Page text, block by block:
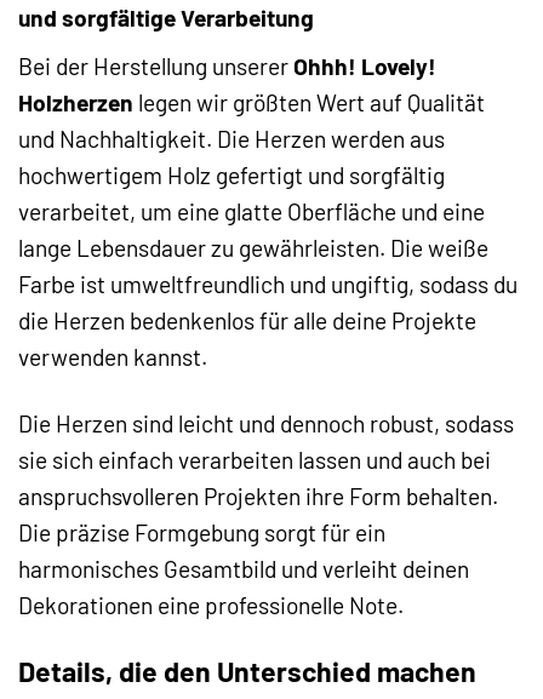
und sorgfältige Verarbeitung
Bei der Herstellung unsererOhhh! Lovely!
Holzherzen legen wir größten Wert auf Qualität
und Nachhaltigkeit. Die Herzen werden aus
hochwertigem Holz gefertigt und sorgfältig
verarbeitet, um eine glatte Oberfläche und eine
lange Lebensdauer zu gewährleisten. Die weiße
Farbe ist umweltfreundlich und ungiftig, sodass du
die Herzen bedenkenlos für alle deine Projekte
verwenden kannst.
Die Herzen sind leicht und dennoch robust, sodass
sie sich einfach verarbeiten lassen und auch bei
anspruchsvolleren Projekten ihre Form behalten.
Die präzise Formgebung sorgt für ein
harmonisches Gesamtbild und verleiht deinen
Dekorationen eine professionelle Note.
Details, die den Unterschied machen